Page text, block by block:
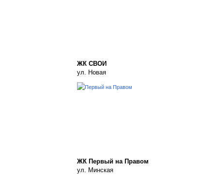
ЖК СВОИ
ул. Новая
ЖК Первый на Правом
ул. Минская